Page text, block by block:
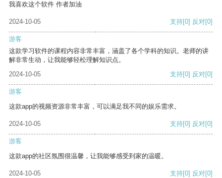
我喜欢这个软件 作者加油
2024-10-05 支持[0] 反对[0]
游客
这款学习软件的课程内容非常丰富，涵盖了各个学科的知识。老师的讲
解非常生动，让我能够轻松理解知识点。
2024-10-05
支持[0] 反对[0]
游客
这款app的视频资源非常丰富，可以满足我不同的娱乐需求。
2024-10-05 支持[0] 反对[0]
游客
这款app的社区氛围很温馨，让我能够感受到家的温暖。
2024-10-05 支持[0] 反对[0]